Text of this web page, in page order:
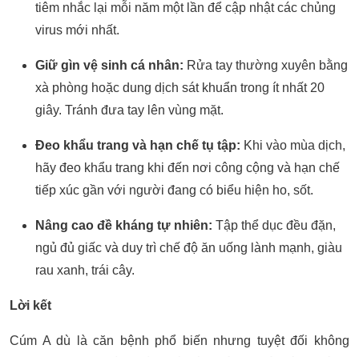
tiêm nhắc lại mỗi năm một lần để cập nhật các chủng
virus mới nhất.
Giữ gìn vệ sinh cá nhân: Rửa tay thường xuyên bằng
xà phòng hoặc dung dịch sát khuẩn trong ít nhất 20
giây. Tránh đưa tay lên vùng mặt.
Đeo khẩu trang và hạn chế tụ tập: Khi vào mùa dịch,
hãy đeo khẩu trang khi đến nơi công cộng và hạn chế
tiếp xúc gần với người đang có biểu hiện ho, sốt.
Nâng cao đề kháng tự nhiên: Tập thể dục đều đặn,
ngủ đủ giấc và duy trì chế độ ăn uống lành mạnh, giàu
rau xanh, trái cây.
Lời kết
Cúm A dù là căn bệnh phổ biến nhưng tuyệt đối không